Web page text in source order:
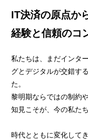
IT決済の原点か
経験と信頼のコ
私たちは、まだインタ
グとデジタルが交錯す
た。
黎明期ならではの制約
知見こそが、今の私た
時代とともに変化して